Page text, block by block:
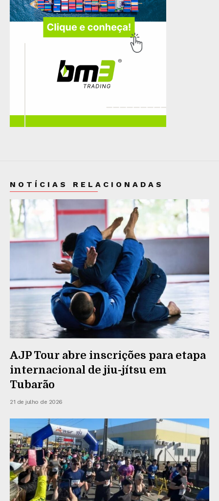
NOTÍCIAS RELACIONADAS
AJP Tour abre inscrições para etapa
internacional de jiu-jítsu em
Tubarão
21 de julho de 2026